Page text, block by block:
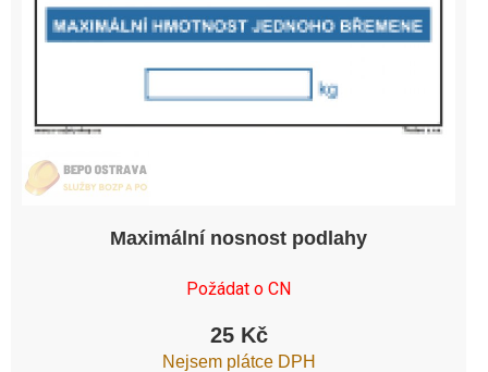
Maximální nosnost podlahy
Požádat o CN
25 Kč
Nejsem plátce DPH